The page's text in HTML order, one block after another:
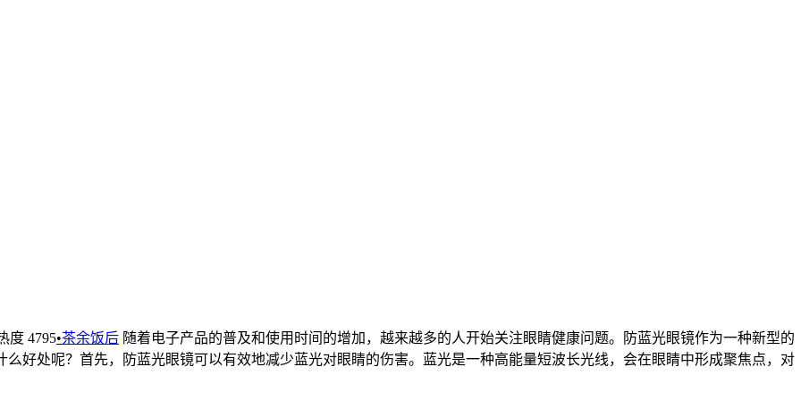
度 4795•茶余饭后 随着电子产品的普及和使用时间的增加，越来越多的人开始关注眼睛健康问题。防蓝光眼镜作为一种新型的
好处呢？首先，防蓝光眼镜可以有效地减少蓝光对眼睛的伤害。蓝光是一种高能量短波长光线，会在眼睛中形成聚焦点，对